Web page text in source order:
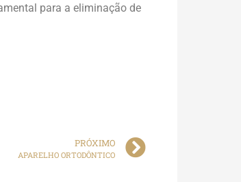
para a eliminação de
PRÓXIMO
APARELHO ORTODÔNTICO